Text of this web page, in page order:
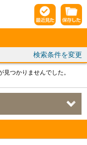
検索条件を変更
つかりませんでした。